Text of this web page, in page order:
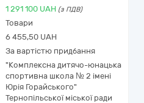
1 291 100 UAH (з ПДВ)
Товари
6 455,50 UAH
За вартістю придбання
"Комплексна дитячо-юнацька
спортивна школа № 2 імені
Юрія Горайського"
Тернопільської міської ради